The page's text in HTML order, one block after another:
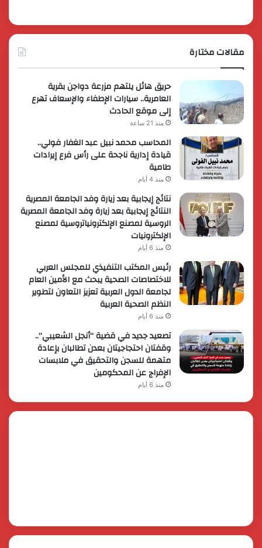
مقالات مختارة
حريق هائل يلتهم مزرعة دواجن بقرية
العامرية.. سيارات الإطفاء والإسعاف تهرع
إلى موقع الحادث
منذ 21 ساعة
المحاسب محمد نبيل عبد الغفار فولي..
قيادة إدارية ناجحة على رأس فرع إيرادات
طامية
منذ 4 أيام
نتائج إيجابية بعد زيارة وفد الجامعة المصرية
النتائج إيجابية بعد زيارة وفد الجامعة المصرية
الروسية لمصنع الإلكترونياتروسية لمصنع
الإلكترونيات
منذ 6 أيام
رئيس المكتب التنفيذي للمجلس العربي
للاختصاصات الصحية يبحث مع الأمين العام
لجامعة الدول العربية تعزيز التعاون لتطوير
النظم الصحية العربية
منذ 6 أيام
تصعيد جديد في قضية “أنجل الشعيبي”..
وقفتان احتجاجيتان بعدن تطالبان بإعادة
متهمة للسجن والتحقيق في ملابسات
الإفراج عن المحكومين
منذ 6 أيام